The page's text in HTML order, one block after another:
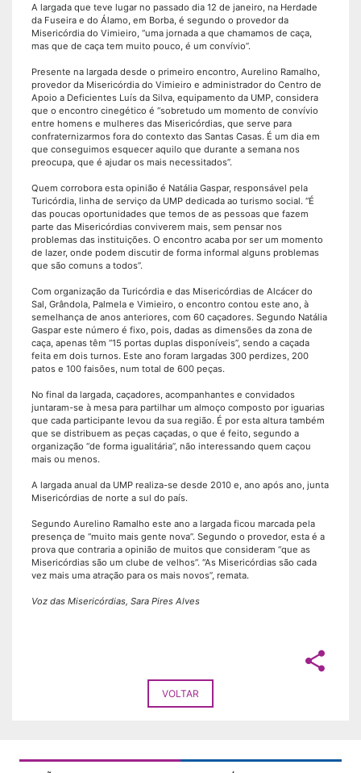
A largada que teve lugar no passado dia 12 de janeiro, na Herdade
da Fuseira e do Álamo, em Borba, é segundo o provedor da
Misericórdia do Vimieiro, “uma jornada a que chamamos de caça,
mas que de caça tem muito pouco, é um convívio”.
Presente na largada desde o primeiro encontro, Aurelino Ramalho,
provedor da Misericórdia do Vimieiro e administrador do Centro de
Apoio a Deficientes Luís da Silva, equipamento da UMP, considera
que o encontro cinegético é “sobretudo um momento de convívio
entre homens e mulheres das Misericórdias, que serve para
confraternizarmos fora do contexto das Santas Casas. É um dia em
que conseguimos esquecer aquilo que durante a semana nos
preocupa, que é ajudar os mais necessitados”.
Quem corrobora esta opinião é Natália Gaspar, responsável pela
Turicórdia, linha de serviço da UMP dedicada ao turismo social. “É
das poucas oportunidades que temos de as pessoas que fazem
parte das Misericórdias conviverem mais, sem pensar nos
problemas das instituições. O encontro acaba por ser um momento
de lazer, onde podem discutir de forma informal alguns problemas
que são comuns a todos”.
Com organização da Turicórdia e das Misericórdias de Alcácer do
Sal, Grândola, Palmela e Vimieiro, o encontro contou este ano, à
semelhança de anos anteriores, com 60 caçadores. Segundo Natália
Gaspar este número é fixo, pois, dadas as dimensões da zona de
caça, apenas têm “15 portas duplas disponíveis”, sendo a caçada
feita em dois turnos. Este ano foram largadas 300 perdizes, 200
patos e 100 faisões, num total de 600 peças.
No final da largada, caçadores, acompanhantes e convidados
juntaram-se à mesa para partilhar um almoço composto por iguarias
que cada participante levou da sua região. É por esta altura também
que se distribuem as peças caçadas, o que é feito, segundo a
organização “de forma igualitária”, não interessando quem caçou
mais ou menos.
A largada anual da UMP realiza-se desde 2010 e, ano após ano, junta
Misericórdias de norte a sul do país.
Segundo Aurelino Ramalho este ano a largada ficou marcada pela
presença de “muito mais gente nova”. Segundo o provedor, esta é a
prova que contraria a opinião de muitos que consideram “que as
Misericórdias são um clube de velhos”. “As Misericórdias são cada
vez mais uma atração para os mais novos”, remata.
Voz das Misericórdias, Sara Pires Alves
share
VOLTAR